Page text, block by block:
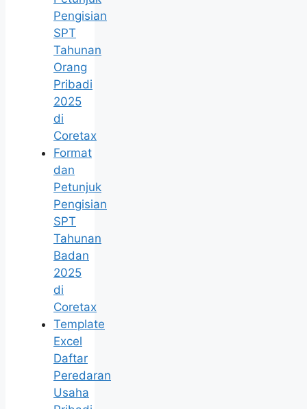
Pengisian
SPT
Tahunan
Orang
Pribadi
2025
di
Coretax
Format
dan
Petunjuk
Pengisian
SPT
Tahunan
Badan
2025
di
Coretax
Template
Excel
Daftar
Peredaran
Usaha